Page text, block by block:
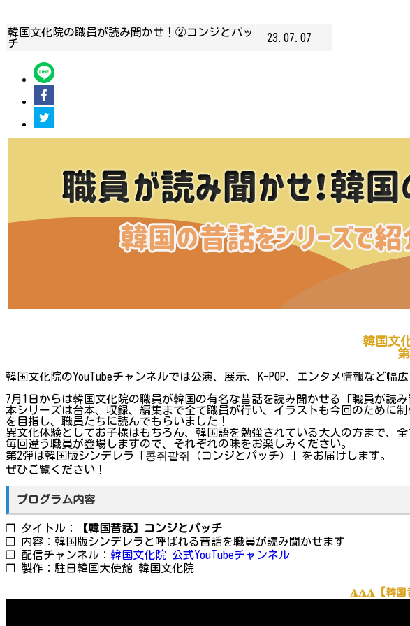
韓国文化院の職員が読み聞かせ！②コンジとパッ
チ
23.07.07
韓国文
韓国文化院のYouTubeチャンネルでは公演、展示、K-POP、エンタメ情報など幅
7月1日からは韓国文化院の職員が韓国の有名な昔話を読み聞かせる「職員が読
本シリーズは台本、収録、編集まで全て職員が行い、イラストも今回のために
を目指し、職員たちに読んでもらいました！
異文化体験としてお子様はもちろん、韓国語を勉強されている大人の方まで、
毎回違う職員が登場しますので、それぞれの味をお楽しみください。
第2弾は韓国版シンデレラ「콩쥐팥쥐（コンジとパッチ）」をお届けします。
ぜひご覧ください！
プログラム内容
❐ タイトル：
【韓国昔話】コンジとパッチ
❐ 内容：韓国版シンデレラと呼ばれる昔話を職員が読み聞かせます
❐ 配信チャンネル： 韓国文化院 公式YouTubeチャンネル
❐ 製作：駐日韓国大使館 韓国文化院
◮◮◮【韓国